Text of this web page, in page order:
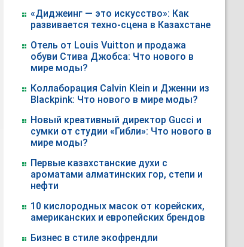
«Диджеинг — это искусство»: Как
развивается техно-сцена в Казахстане
Отель от Louis Vuitton и продажа
обуви Стива Джобса: Что нового в
мире моды?
Коллаборация Calvin Klein и Дженни из
Blackpink: Что нового в мире моды?
Новый креативный директор Gucci и
сумки от студии «Гибли»: Что нового в
мире моды?
Первые казахстанские духи с
ароматами алматинских гор, степи и
нефти
10 кислородных масок от корейских,
американских и европейских брендов
Бизнес в стиле экофрендли